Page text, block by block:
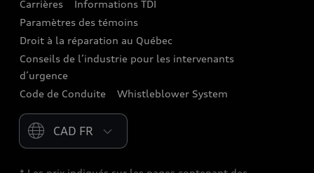
Garanties Audi et couverture
Carrières
Informations TDI
Paramètres des témoins
Droit à la réparation au Québec
Conseils de l’industrie pour les intervenants
d’urgence
Code de Conduite
Whistleblower System
Please select country